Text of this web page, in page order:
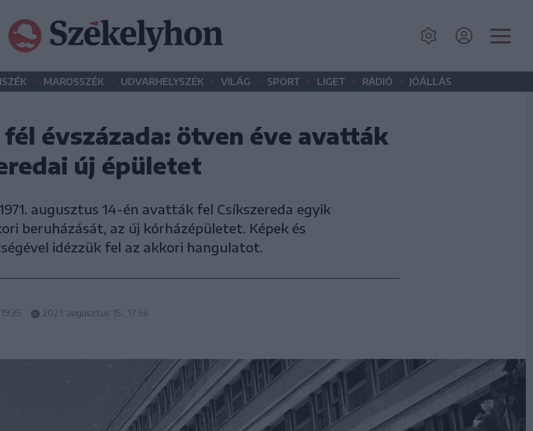
• MAROSSZÉK • UDVARHELYSZÉK • VILÁG • SPORT • LIGET • RÁDIÓ • JÓÁLLÁS
évszázada: ötven éve avatták
új épületet
augusztus 14-én avatták fel Csíkszereda egyik
beruházását, az új kórházépületet. Képek és
idézzük fel az akkori hangulatot.
2021. augusztus 15., 17:56